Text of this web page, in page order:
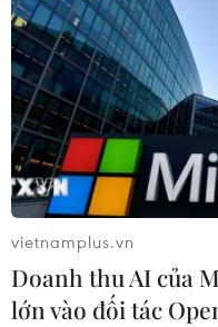
vietnamplus.vn
Doanh thu AI của
lớn vào đối tác